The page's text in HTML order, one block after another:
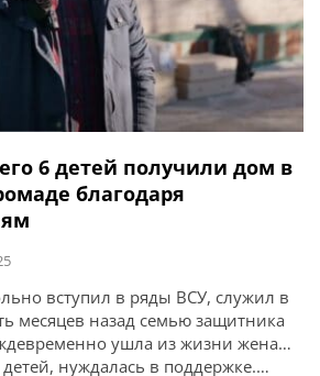
6 детей получили дом в
благодаря
вступил в ряды ВСУ, служил в
месяцев назад семью защитника
ушла из жизни жена…
нуждалась в поддержке.